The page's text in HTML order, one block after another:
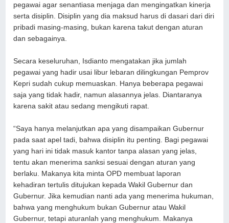
pegawai agar senantiasa menjaga dan mengingatkan kinerja
serta disiplin. Disiplin yang dia maksud harus di dasari dari diri
pribadi masing-masing, bukan karena takut dengan aturan
dan sebagainya.
Secara keseluruhan, Isdianto mengatakan jika jumlah
pegawai yang hadir usai libur lebaran dilingkungan Pemprov
Kepri sudah cukup memuaskan. Hanya beberapa pegawai
saja yang tidak hadir, namun alasannya jelas. Diantaranya
karena sakit atau sedang mengikuti rapat.
“Saya hanya melanjutkan apa yang disampaikan Gubernur
pada saat apel tadi, bahwa disiplin itu penting. Bagi pegawai
yang hari ini tidak masuk kantor tanpa alasan yang jelas,
tentu akan menerima sanksi sesuai dengan aturan yang
berlaku. Makanya kita minta OPD membuat laporan
kehadiran tertulis ditujukan kepada Wakil Gubernur dan
Gubernur. Jika kemudian nanti ada yang menerima hukuman,
bahwa yang menghukum bukan Gubernur atau Wakil
Gubernur, tetapi aturanlah yang menghukum. Makanya